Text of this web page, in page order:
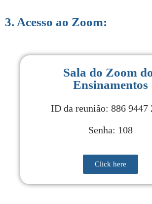
3. Acesso ao Zoom:
Sala do Zoom
Ensinamentos
ID da reunião: 886 9447
Senha: 108
Click here